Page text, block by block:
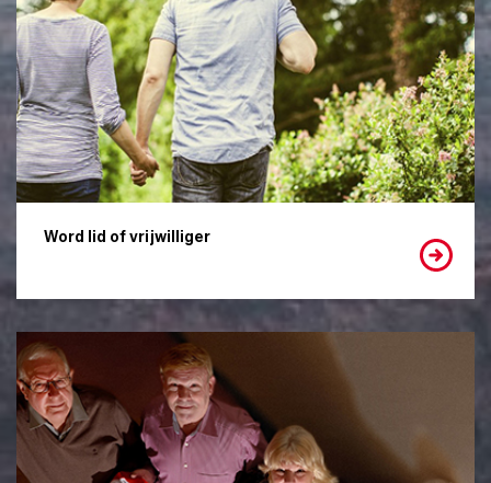
Word lid of vrijwilliger